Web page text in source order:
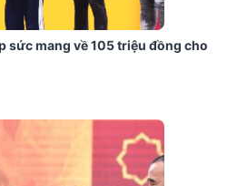
sức mang về 105 triệu đồng cho